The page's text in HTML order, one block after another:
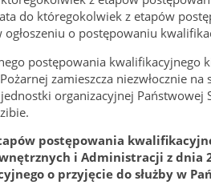
do któregokolwiek z etapów
o postępowaniu
postępowania kwalifikacyjnego
zamieszcza niezwłocznie
organizacyjnej Państwowej
postępowania
i Administracji z dnia
o przyjęcie do służby w